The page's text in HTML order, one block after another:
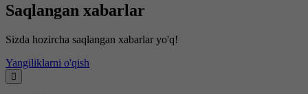
Saqlangan xabarlar
Sizda hozircha saqlangan xabarlar yo'q!
Yangiliklarni o'qish